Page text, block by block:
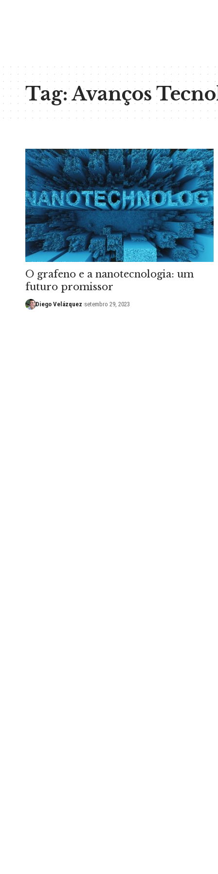
Tag:Avanços
O grafeno e a nanotecnologia: um
futuro promissor
Diego Velázquez setembro 29, 2023